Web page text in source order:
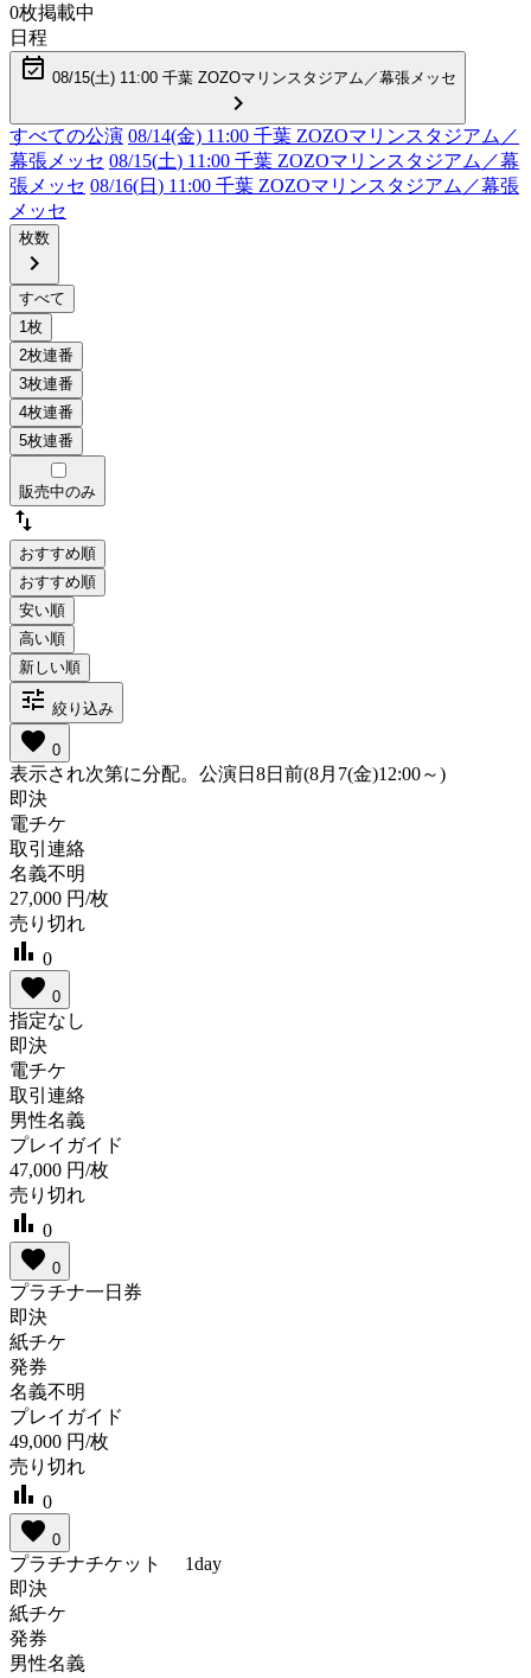
0枚掲載中
日程
event_available 08/15(土) 11:00 千葉 ZOZOマリンスタジアム／幕張メッセ
chevron_right
すべての公演 08/14(金) 11:00 千葉 ZOZOマリンスタジアム／
幕張メッセ 08/15(土) 11:00 千葉 ZOZOマリンスタジアム／幕
張メッセ 08/16(日 ) 11:00 千葉 ZOZOマリンスタジアム／幕張
メッセ
枚数
chevron_right
販売中のみ
swap_vert
おすすめ順
tune 絞り込み
favorite 0
表示され次第に分配。公演日8日前(8月7(金)12:00～)
即決
電チケ
取引連絡
名義不明
27,000 円/枚
売り切れ
bar_chart 0
favorite 0
指定なし
即決
電チケ
取引連絡
男性名義
プレイガイド
47,000 円/枚
売り切れ
bar_chart 0
favorite 0
プラチナ一日券
即決
紙チケ
発券
名義不明
プレイガイド
49,000 円/枚
売り切れ
bar_chart 0
favorite 0
プラチナチケット 1day
即決
紙チケ
発券
男性名義